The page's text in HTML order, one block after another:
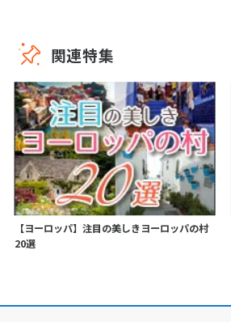
関連特集
【ヨーロッパ】注目の美しきヨーロッパの村
20選